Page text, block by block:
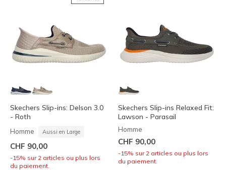
Skechers Slip-ins: Delson 3.0
- Roth
Homme Aussi en Large
CHF 90,00
-15% sur 2 articles ou plus lors
du paiement.
Skechers Slip-ins Relaxed Fit:
Lawson - Parasail
Homme
CHF 90,00
-15% sur 2 articles ou plus lors
du paiement.